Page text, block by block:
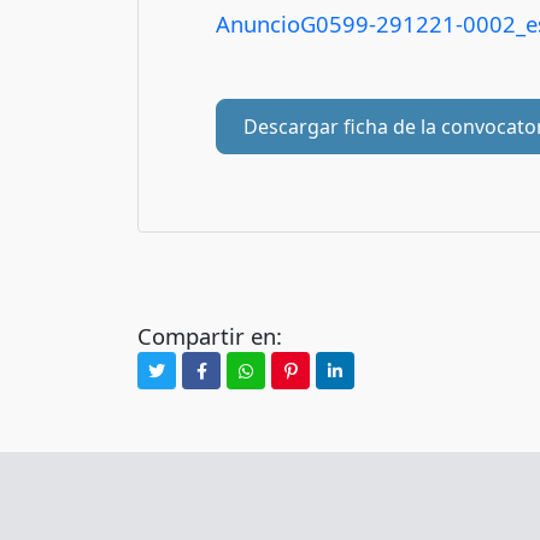
AnuncioG0599-291221-
Descargar ficha de la
Compartir en: